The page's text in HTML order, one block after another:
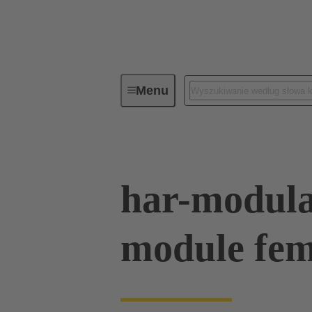
MenuSeria
har-
module